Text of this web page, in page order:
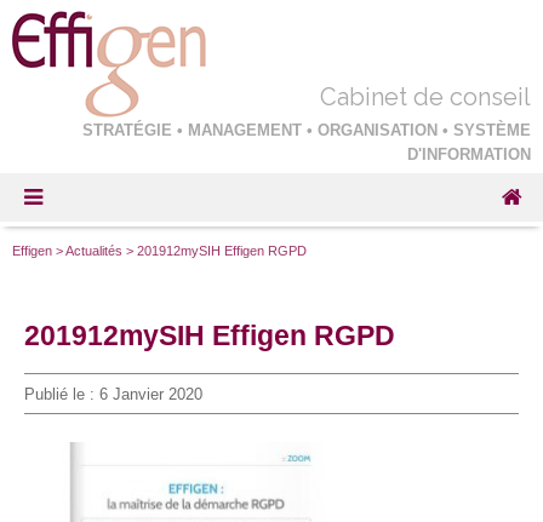
Cabinet de conseil
STRATÉGIE • MANAGEMENT • ORGANISATION • SYSTÈME
D'INFORMATION
Effigen >Actualités > 201912mySIH Effigen RGPD
201912mySIH Effigen RGPD
Publié le : 6 Janvier 2020